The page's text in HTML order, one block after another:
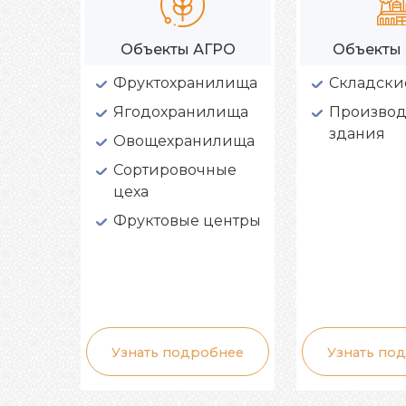
Объекты АГРО
Фруктохранилища
Ягодохранилища
Овощехранилища
Сортировочные
цеха
Фруктовые центры
Узнать подробнее
здания
Узнать